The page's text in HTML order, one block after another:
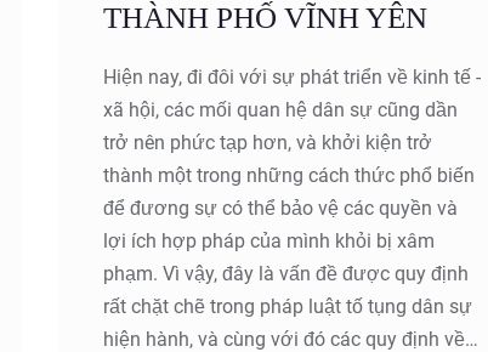
THÀNH PHỐ VĨNH YÊN
Hiện nay, đi đôi với sự phát triển về kinh tế -
xã hội, các mối quan hệ dân sự cũng dần
trở nên phức tạp hơn, và khởi kiện trở
thành một trong những cách thức phổ biến
để đương sự có thể bảo vệ các quyền và
lợi ích hợp pháp của mình khỏi bị xâm
phạm. Vì vậy, đây là vấn đề được quy định
rất chặt chẽ trong pháp luật tố tụng dân sự
hiện hành, và cùng với đó các quy định về